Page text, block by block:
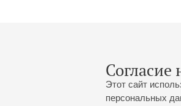
Согласие
Этот сайт
персональных